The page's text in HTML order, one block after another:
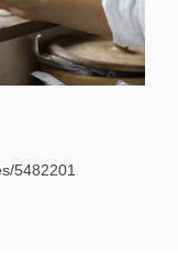
5482201